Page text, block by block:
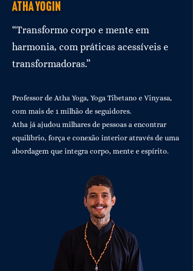
ATHA YOGIN
“Transformo corpo e mente em
harmonia, com práticas acessíveis e
transformadoras.”
Professor de Atha Yoga, Yoga Tibetano e Vinyasa,
com mais de 1 milhão de seguidores.
Atha já ajudou milhares de pessoas a encontrar
equilíbrio, força e conexão interior através de uma
abordagem que integra corpo, mente e espírito.